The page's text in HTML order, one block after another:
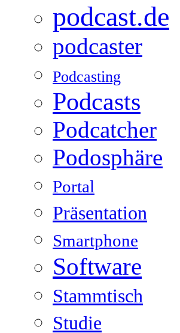
podcast.de
podcaster
Podcasting
Podcasts
Podcatcher
Podosphäre
Portal
Präsentation
Smartphone
Software
Stammtisch
Studie